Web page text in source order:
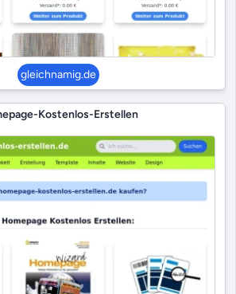
gleichnamig.de
Kostenlos-Erstellen